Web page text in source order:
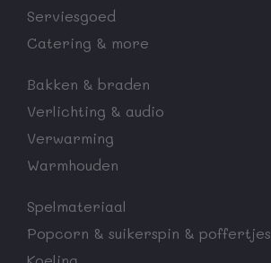
Serviesgoed
Catering & more
Bakken & braden
Verlichting & audio
Verwarming
Warmhouden
Spelmateriaal
Popcorn & suikerspin & poffertjes